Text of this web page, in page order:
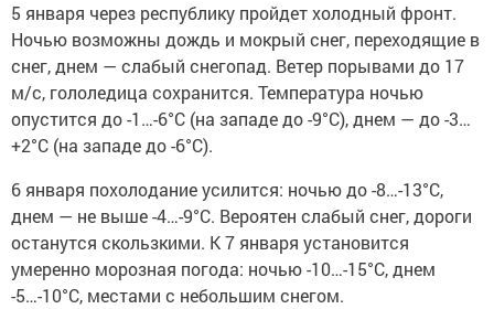
5 января через республику пройдет холодный фронт.
Ночью возможны дождь и мокрый снег, переходящие в
снег, днем — слабый снегопад. Ветер порывами до 17
м/с, гололедица сохранится. Температура ночью
опустится до -1…-6°C (на западе до -9°C), днем — до -3…
+2°C (на западе до -6°C).
6 января похолодание усилится: ночью до -8…-13°C,
днем — не выше -4…-9°C. Вероятен слабый снег, дороги
останутся скользкими. К 7 января установится
умеренно морозная погода: ночью -10…-15°C, днем
-5…-10°C, местами с небольшим снегом.